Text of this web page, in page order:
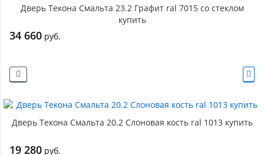
Дверь Текона Смальта 23.2 Графит ral 7015 со стеклом
купить
34 660 руб.
Дверь Текона Смальта 20.2 Слоновая кость ral 1013 купить
19 280 руб.